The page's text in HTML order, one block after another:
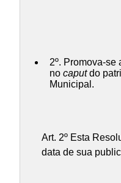
2º. Promova-se
no caputdo
Municipal.
Art. 2º Esta
data de sua